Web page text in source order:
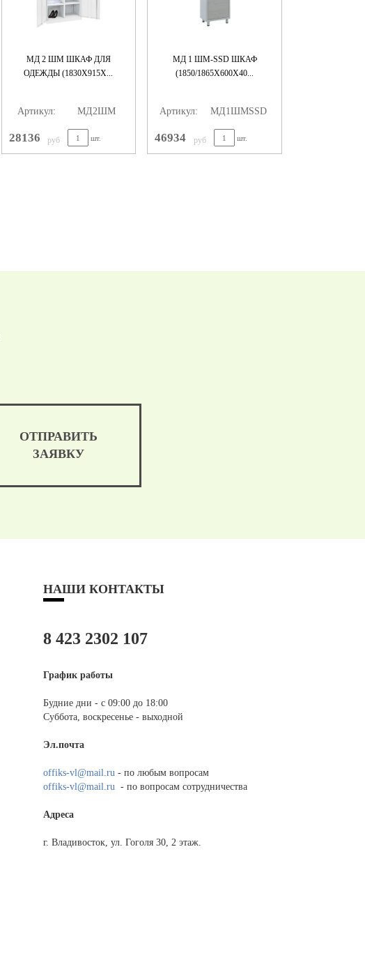
МД 2 ШМ ШКАФ ДЛЯ
ОДЕЖДЫ (1830X915X...
Артикул: MД2ШМ
28136 руб шт.
МД 1 ШМ-SSD ШКАФ
(1850/1865X600X40...
Артикул: MД1ШМSSD
46934 руб шт.
ОТПРАВИТЬ
ЗАЯВКУ
НАШИ КОНТАКТЫ
8 423 2302 107
График работы
Будние дни - с 09:00 до 18:00
Суббота, воскресенье - выходной
Эл.почта
offiks-vl@mail.ru - по любым вопросам
offiks-vl@mail.ru - по вопросам сотрудничества
Адреса
г. Владивосток, ул. Гоголя 30, 2 этаж.